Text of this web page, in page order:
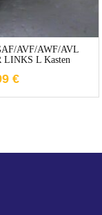
AVF/AWF/AVL
LINKS L Kasten
€